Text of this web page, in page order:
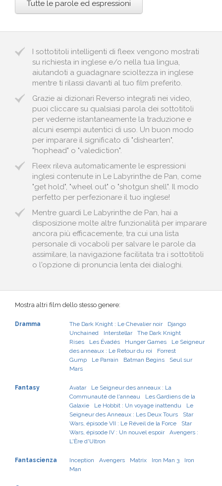
Tutte le parole ed espressioni
I sottotitoli intelligenti di fleex vengono mostrati
su richiesta in inglese e/o nella tua lingua,
aiutandoti a guadagnare scioltezza in inglese
mentre ti rilassi davanti al tuo film preferito.
Grazie ai dizionari Reverso integrati nei video,
puoi cliccare su qualsiasi parola dei sottotitoli
per vederne istantaneamente la traduzione e
alcuni esempi autentici di uso. Un buon modo
per imparare il significato di "dishearten",
"hophead" o "valediction".
Fleex rileva automaticamente le espressioni
inglesi contenute in Le Labyrinthe de Pan, come
"get hold", "wheel out" o "shotgun shell". Il modo
perfetto per perfezionare il tuo inglese!
Mentre guardi Le Labyrinthe de Pan, hai a
disposizione molte altre funzionalità per imparare
ancora più efficacemente, tra cui una lista
personale di vocaboli per salvare le parole da
assimilare, la navigazione facilitata tra i sottotitoli
o l'opzione di pronuncia lenta dei dialoghi.
Mostra altri film dello stesso genere:
Dramma The Dark Knight : Le Chevalier noir
Django
Unchained
Interstellar
The Dark Knight
Rises
Les Évadés Hunger Games
Le Seigneur
des anneaux : Le Retour du roi
Forrest
Gump
Le Parrain Batman Begins
Seul sur
Mars
Fantasy Avatar
Le Seigneur des anneaux : La
Communauté de l'anneau
Les Gardiens de la
Galaxie
Le Hobbit : Un voyage inattendu
Le
Seigneur des Anneaux : Les Deux Tours
Star
Wars, épisode VII : Le Réveil de la Force
Star
Wars, épisode IV : Un nouvel espoir
Avengers :
L'Ère d'Ultron
Fantascienza Inception Avengers Matrix Iron Man 3
Iron
Man